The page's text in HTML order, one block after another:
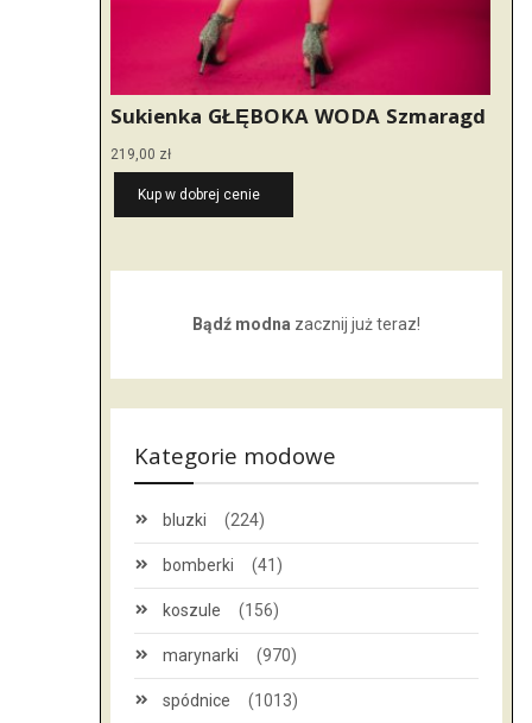
Sukienka GŁĘBOKA WODA Szmaragd
219,00 zł
Kup w dobrej cenie
Bądź modna zacznij już teraz!
Kategorie modowe
bluzki (224)
bomberki (41)
koszule (156)
marynarki (970)
spódnice (1013)